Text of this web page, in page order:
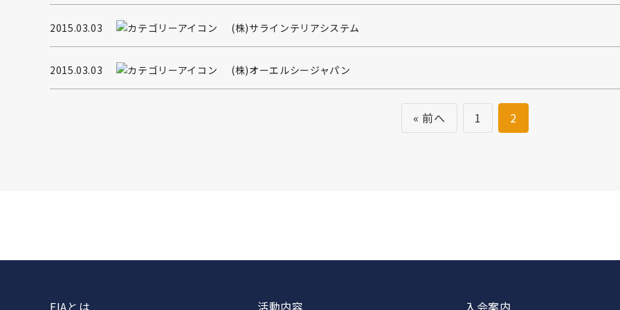
2015.03.03 (株)サラインテリアシステム
2015.03.03 (株)オーエルシージャパン
« 前へ 1 2
FIAとは 活動内容 入会案内